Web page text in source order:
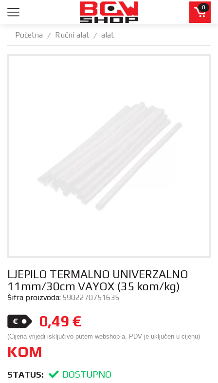
0
Početna / Ručni alat / alat
LJEPILO TERMALNO UNIVERZALNO
11mm/30cm VAYOX (35 kom/kg)
Šifra proizvoda: 5902270751635
0,49 €
(Cijena vrijedi isključivo putem webshop-a. PDV je uključen u cijenu)
KOM
STATUS: DOSTUPNO